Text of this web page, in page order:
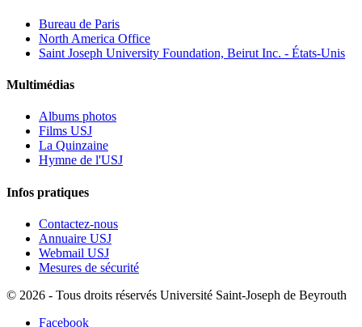
Bureau de Paris
North America Office
Saint Joseph University Foundation, Beirut Inc. - États-Unis
Multimédias
Albums photos
Films USJ
La Quinzaine
Hymne de l'USJ
Infos pratiques
Contactez-nous
Annuaire USJ
Webmail USJ
Mesures de sécurité
© 2026 - Tous droits réservés Université Saint-Joseph de Beyrouth
Facebook